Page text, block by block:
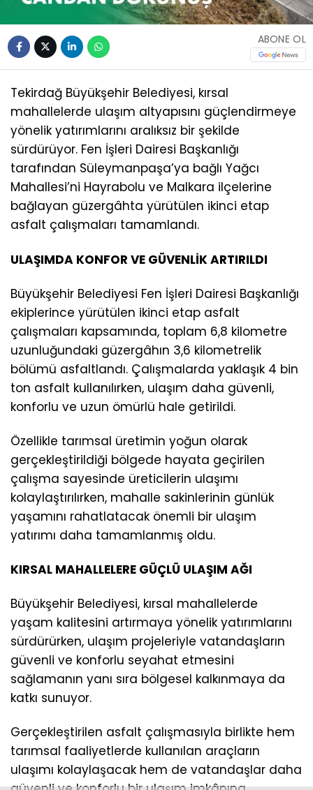
ABONE OL
Tekirdağ Büyükşehir Belediyesi, kırsal
mahallelerde ulaşım altyapısını güçlendirmeye
yönelik yatırımlarını aralıksız bir şekilde
sürdürüyor. Fen İşleri Dairesi Başkanlığı
tarafından Süleymanpaşa’ya bağlı Yağcı
Mahallesi’ni Hayrabolu ve Malkara ilçelerine
bağlayan güzergâhta yürütülen ikinci etap
asfalt çalışmaları tamamlandı.
ULAŞIMDA KONFOR VE GÜVENLİK ARTIRILDI
Büyükşehir Belediyesi Fen İşleri Dairesi Başkanlığı
ekiplerince yürütülen ikinci etap asfalt
çalışmaları kapsamında, toplam 6,8 kilometre
uzunluğundaki güzergâhın 3,6 kilometrelik
bölümü asfaltlandı. Çalışmalarda yaklaşık 4 bin
ton asfalt kullanılırken, ulaşım daha güvenli,
konforlu ve uzun ömürlü hale getirildi.
Özellikle tarımsal üretimin yoğun olarak
gerçekleştirildiği bölgede hayata geçirilen
çalışma sayesinde üreticilerin ulaşımı
kolaylaştırılırken, mahalle sakinlerinin günlük
yaşamını rahatlatacak önemli bir ulaşım
yatırımı daha tamamlanmış oldu.
KIRSAL MAHALLELERE GÜÇLÜ ULAŞIM AĞI
Büyükşehir Belediyesi, kırsal mahallelerde
yaşam kalitesini artırmaya yönelik yatırımlarını
sürdürürken, ulaşım projeleriyle vatandaşların
güvenli ve konforlu seyahat etmesini
sağlamanın yanı sıra bölgesel kalkınmaya da
katkı sunuyor.
Gerçekleştirilen asfalt çalışmasıyla birlikte hem
tarımsal faaliyetlerde kullanılan araçların
ulaşımı kolaylaşacak hem de vatandaşlar daha